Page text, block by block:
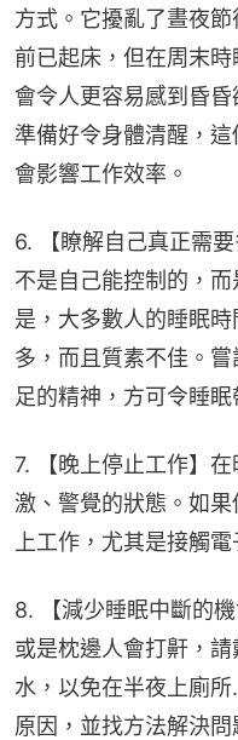
方式。它擾亂了晝夜
前已起床，但在周末
會令人更容易感到昏
準備好令身體清醒，
會影響工作效率。
6. 【瞭解自己真正需
不是自己能控制的，
是，大多數人的睡眠
多，而且質素不佳。
足的精神，方可令睡眠
7. 【晚上停止工作】
激、警覺的狀態。如
上工作，尤其是接觸
8. 【減少睡眠中斷的
或是枕邊人會打鼾，
水，以免在半夜上廁
原因，並找方法解決問